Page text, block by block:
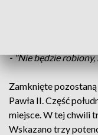
- "Nie będzie
Zamknięte
Pawła II. Część
miejsce. W tej chwili
Wskazano trzy